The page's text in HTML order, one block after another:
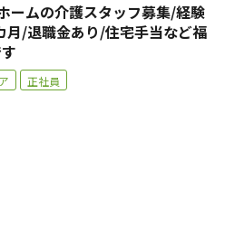
ームの介護スタッフ募集/経験
/退職金あり/住宅手当など福
正社員